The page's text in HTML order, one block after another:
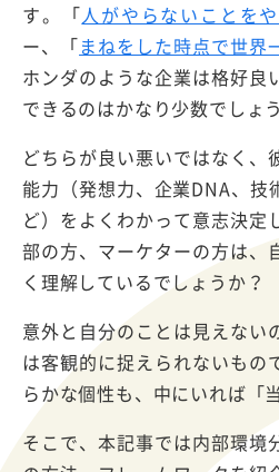
す。「人がやらないことを
ー、「まねをした時点で世界
ホンダのような企業は格好良
できるのはかなり少数でしょう
どちらが良い悪いではなく、
能力（発想力、企業DNA、技
ど）をよくわかって意志決定
部の方、マーケターの方は、
く理解しているでしょうか？
意外と自分のことは見えない
は客観的に捉えられないもの
らかな個性も、中にいれば「
そこで、本記事では内部環境